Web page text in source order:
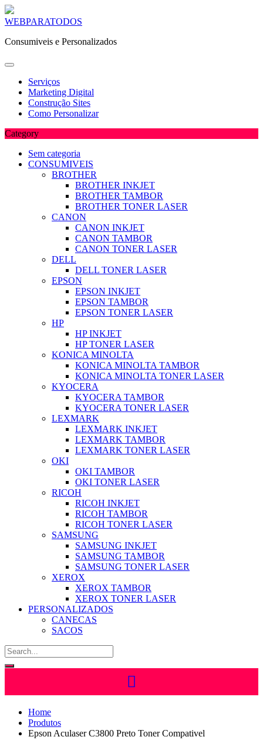
Skip
content
WEBPARATODOS
Consumiveis e Personalizados
Serviços
Marketing Digital
Construção Sites
Como Personalizar
Category
Sem categoria
CONSUMIVEIS
BROTHER
BROTHER INKJET
BROTHER TAMBOR
BROTHER TONER LASER
CANON
CANON INKJET
CANON TAMBOR
CANON TONER LASER
DELL
DELL TONER LASER
EPSON
EPSON INKJET
EPSON TAMBOR
EPSON TONER LASER
HP
HP INKJET
HP TONER LASER
KONICA MINOLTA
KONICA MINOLTA TAMBOR
KONICA MINOLTA TONER LASER
KYOCERA
KYOCERA TAMBOR
KYOCERA TONER LASER
LEXMARK
LEXMARK INKJET
LEXMARK TAMBOR
LEXMARK TONER LASER
OKI
OKI TAMBOR
OKI TONER LASER
RICOH
RICOH INKJET
RICOH TAMBOR
RICOH TONER LASER
SAMSUNG
SAMSUNG INKJET
SAMSUNG TAMBOR
SAMSUNG TONER LASER
XEROX
XEROX TAMBOR
XEROX TONER LASER
PERSONALIZADOS
CANECAS
SACOS
Home
Produtos
Epson Aculaser C3800 Preto Toner Compativel